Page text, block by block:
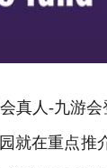
真人-九游会
在重点推